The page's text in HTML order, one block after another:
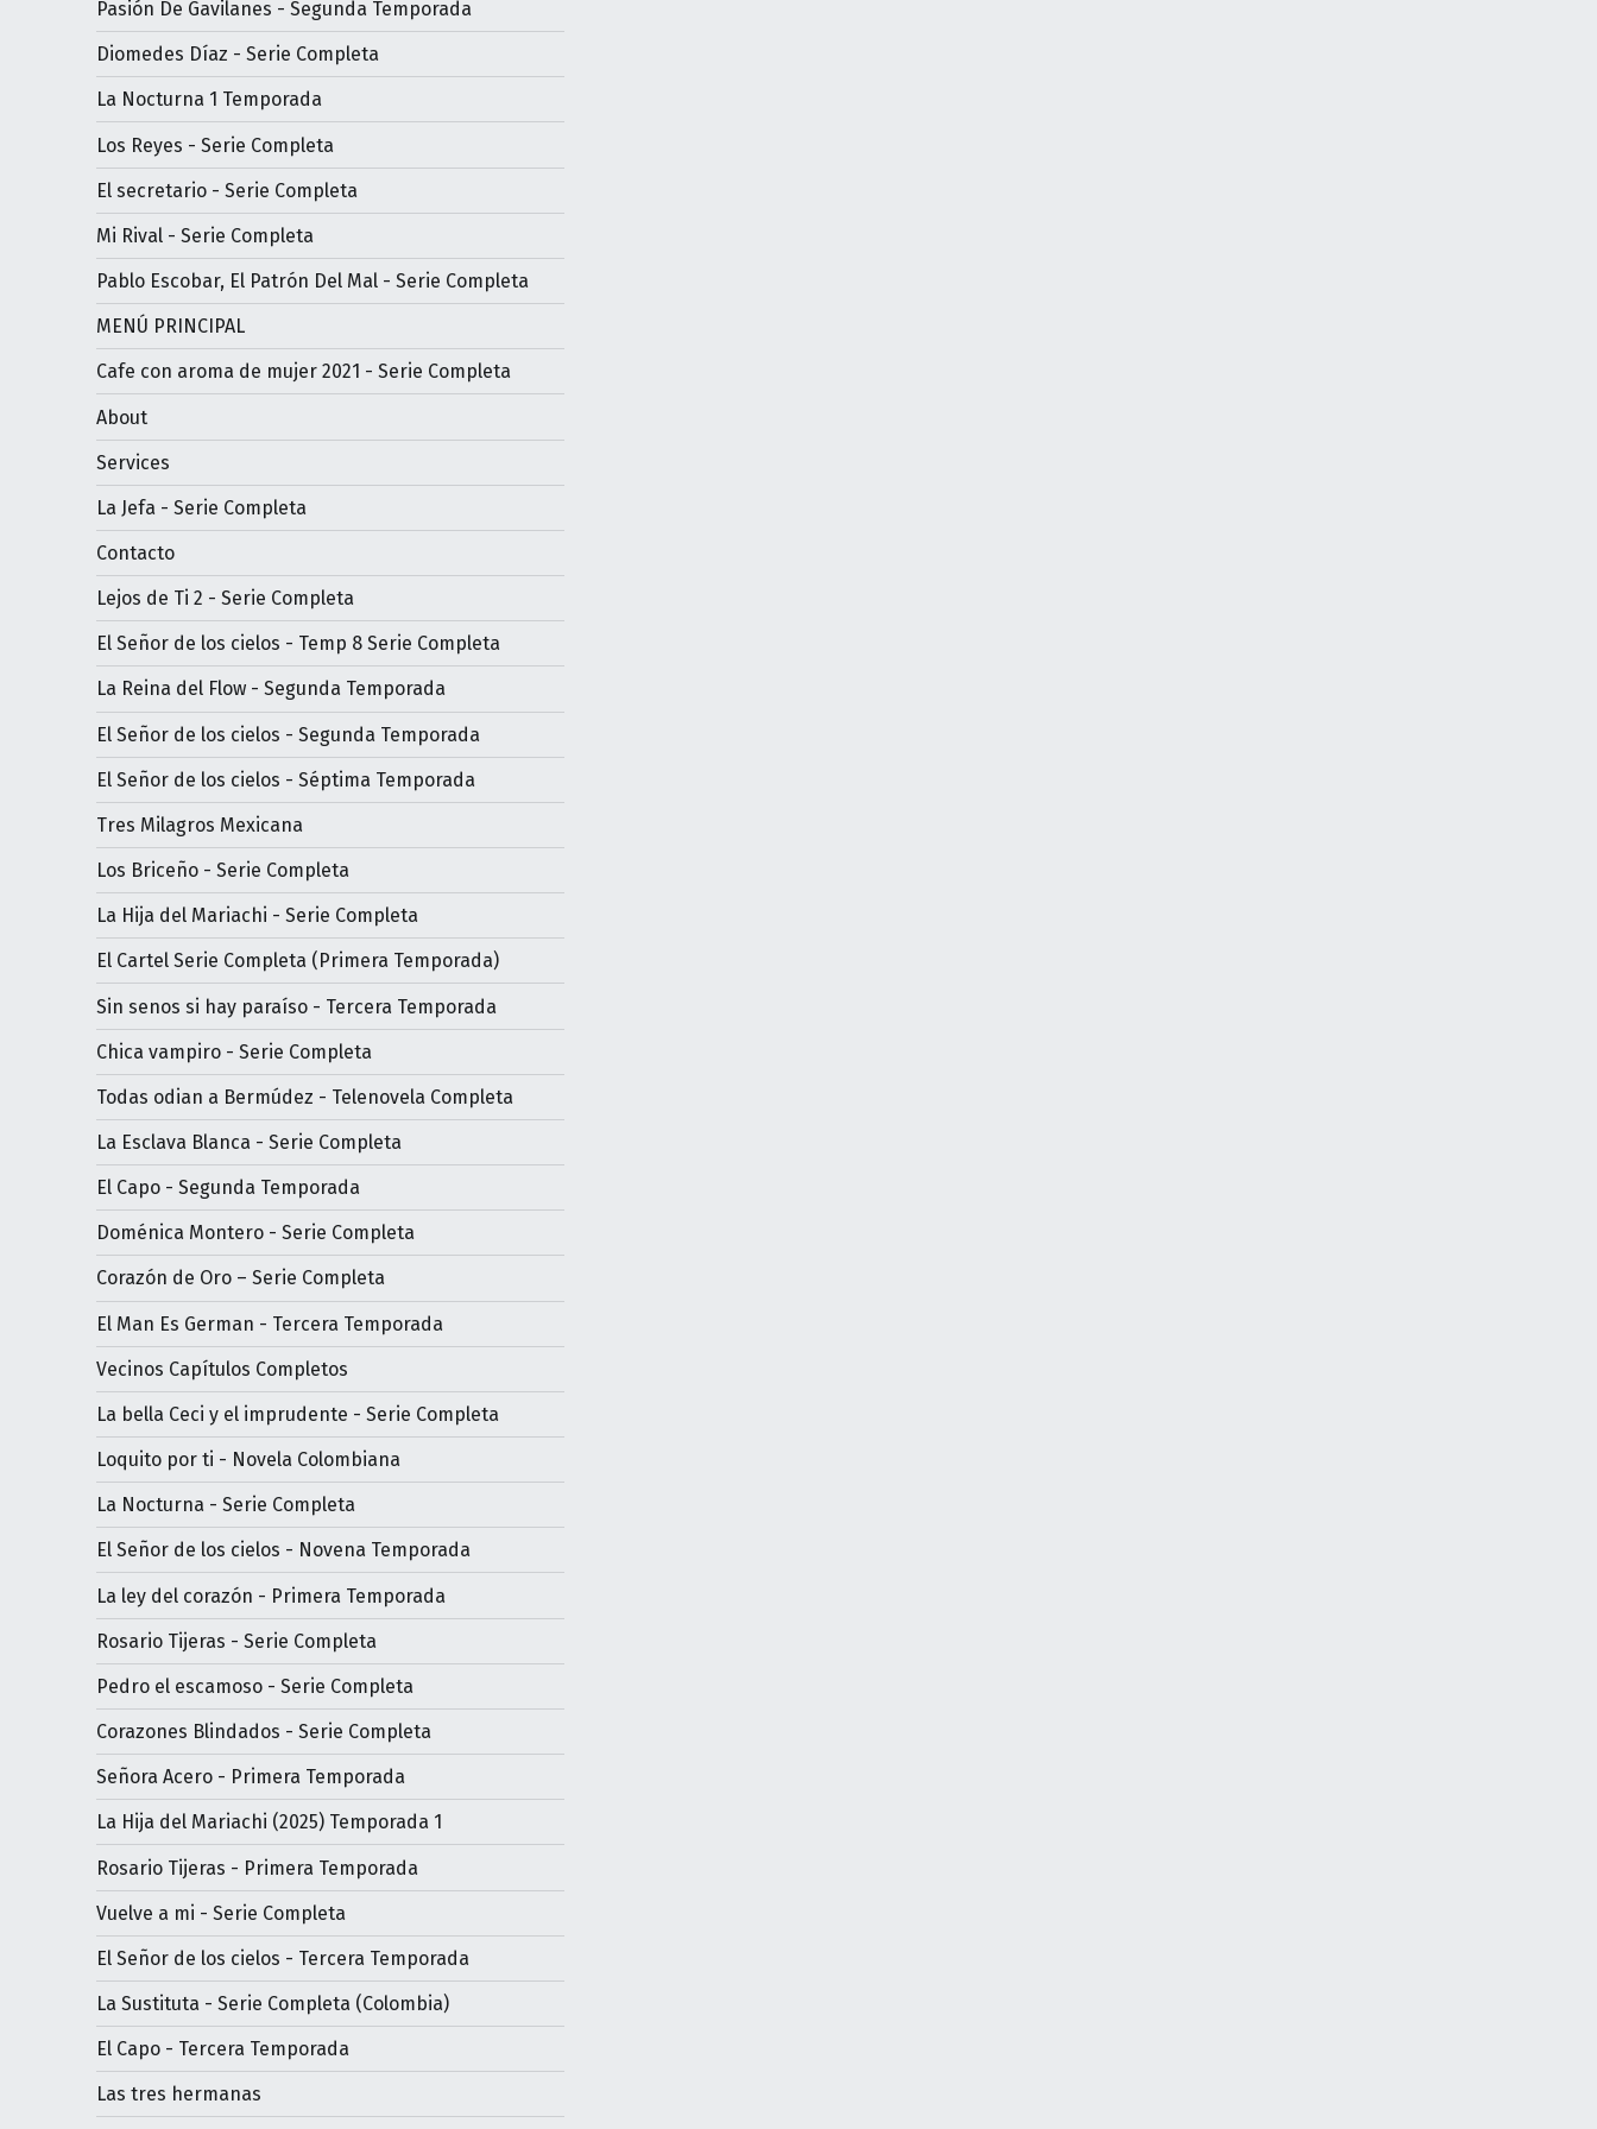
Pasión De Gavilanes - Segunda Temporada
Diomedes Díaz - Serie Completa
La Nocturna 1 Temporada
Los Reyes - Serie Completa
El secretario - Serie Completa
Mi Rival - Serie Completa
Pablo Escobar, El Patrón Del Mal - Serie Completa
MENÚ PRINCIPAL
Cafe con aroma de mujer 2021 - Serie Completa
About
Services
La Jefa - Serie Completa
Contacto
Lejos de Ti 2 - Serie Completa
El Señor de los cielos - Temp 8 Serie Completa
La Reina del Flow - Segunda Temporada
El Señor de los cielos - Segunda Temporada
El Señor de los cielos - Séptima Temporada
Tres Milagros Mexicana
Los Briceño - Serie Completa
La Hija del Mariachi - Serie Completa
El Cartel Serie Completa (Primera Temporada)
Sin senos si hay paraíso - Tercera Temporada
Chica vampiro - Serie Completa
Todas odian a Bermúdez - Telenovela Completa
La Esclava Blanca - Serie Completa
El Capo - Segunda Temporada
Doménica Montero - Serie Completa
Corazón de Oro – Serie Completa
El Man Es German - Tercera Temporada
Vecinos Capítulos Completos
La bella Ceci y el imprudente - Serie Completa
Loquito por ti - Novela Colombiana
La Nocturna - Serie Completa
El Señor de los cielos - Novena Temporada
La ley del corazón - Primera Temporada
Rosario Tijeras - Serie Completa
Pedro el escamoso - Serie Completa
Corazones Blindados - Serie Completa
Señora Acero - Primera Temporada
La Hija del Mariachi (2025) Temporada 1
Rosario Tijeras - Primera Temporada
Vuelve a mi - Serie Completa
El Señor de los cielos - Tercera Temporada
La Sustituta - Serie Completa (Colombia)
El Capo - Tercera Temporada
Las tres hermanas